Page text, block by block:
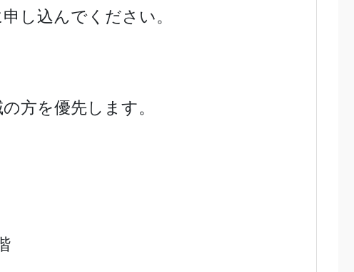
し込んでください。
方を優先します。